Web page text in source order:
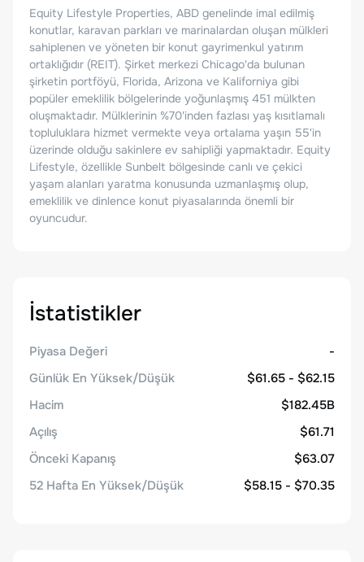
Equity Lifestyle Properties, ABD genelinde imal edilmiş
konutlar, karavan parkları ve marinalardan oluşan mülkleri
sahiplenen ve yöneten bir konut gayrimenkul yatırım
ortaklığıdır (REIT). Şirket merkezi Chicago'da bulunan
şirketin portföyü, Florida, Arizona ve Kaliforniya gibi
popüler emeklilik bölgelerinde yoğunlaşmış 451 mülkten
oluşmaktadır. Mülklerinin %70'inden fazlası yaş kısıtlamalı
topluluklara hizmet vermekte veya ortalama yaşın 55'in
üzerinde olduğu sakinlere ev sahipliği yapmaktadır. Equity
Lifestyle, özellikle Sunbelt bölgesinde canlı ve çekici
yaşam alanları yaratma konusunda uzmanlaşmış olup,
emeklilik ve dinlence konut piyasalarında önemli bir
oyuncudur.
İstatistikler
Piyasa Değeri
-
Günlük En Yüksek/Düşük
$61.65 - $62.15
Hacim
$182.45B
Açılış
$61.71
Önceki Kapanış
$63.07
52 Hafta En Yüksek/Düşük
$58.15 - $70.35